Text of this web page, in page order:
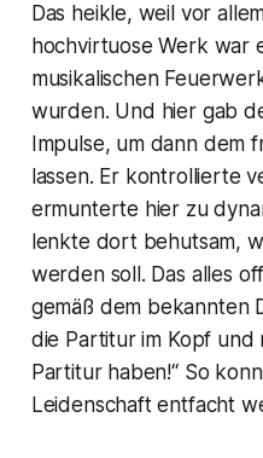
Das heikle, weil vor
hochvirtuose Werk war
musikalischen
wurden. Und hier gab
Impulse, um dann dem
lassen. Er kontrollierte
ermunterte hier zu
lenkte dort behutsam,
werden soll. Das alles
gemäß dem bekannten
die Partitur im Kopf
Partitur haben!“So
Leidenschaft entfacht